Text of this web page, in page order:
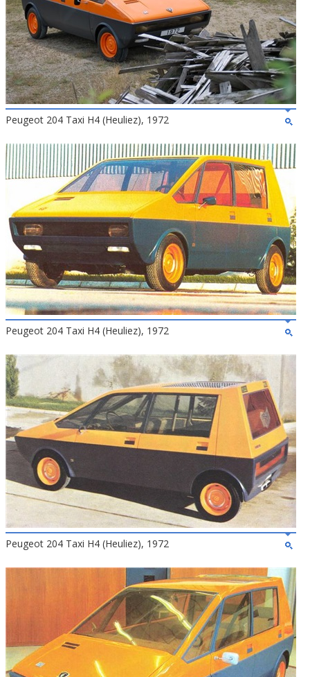
Peugeot 204 Taxi H4 (Heuliez), 1972
Peugeot 204 Taxi H4 (Heuliez), 1972
Peugeot 204 Taxi H4 (Heuliez), 1972